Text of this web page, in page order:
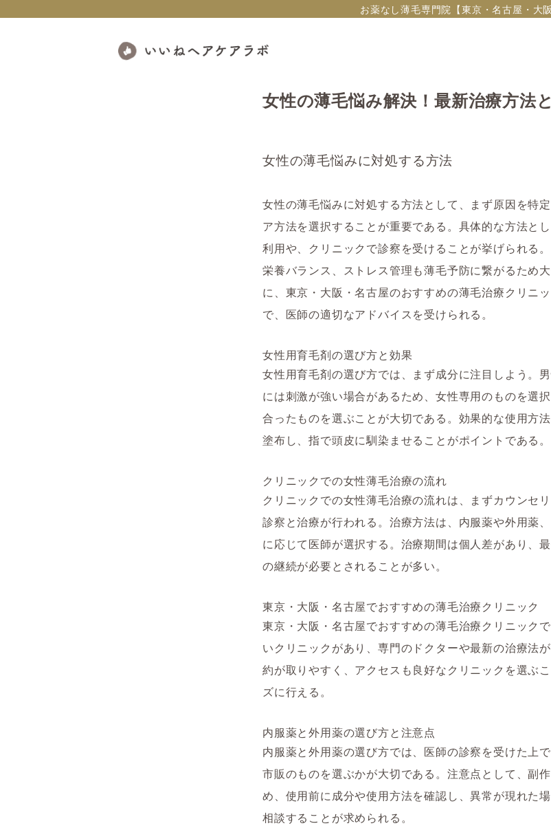
お薬なし薄毛専門院【東京・名古屋・大阪
女性の薄毛悩み解決！最新治療方法
女性の薄毛悩みに対処する方法
女性の薄毛悩みに対処する方法として、まず原因を特
ア方法を選択することが重要である。具体的な方法と
利用や、クリニックで診察を受けることが挙げられる
栄養バランス、ストレス管理も薄毛予防に繋がるため
に、東京・大阪・名古屋のおすすめの薄毛治療クリニ
で、医師の適切なアドバイスを受けられる。
女性用育毛剤の選び方と効果
女性用育毛剤の選び方では、まず成分に注目しよう。
には刺激が強い場合があるため、女性専用のものを選
合ったものを選ぶことが大切である。効果的な使用方
塗布し、指で頭皮に馴染ませることがポイントである。
クリニックでの女性薄毛治療の流れ
クリニックでの女性薄毛治療の流れは、まずカウンセ
診察と治療が行われる。治療方法は、内服薬や外用薬
に応じて医師が選択する。治療期間は個人差があり、
の継続が必要とされることが多い。
東京・大阪・名古屋でおすすめの薄毛治療クリニック
東京・大阪・名古屋でおすすめの薄毛治療クリニック
いクリニックがあり、専門のドクターや最新の治療法
約が取りやすく、アクセスも良好なクリニックを選ぶ
ズに行える。
内服薬と外用薬の選び方と注意点
内服薬と外用薬の選び方では、医師の診察を受けた上で
市販のものを選ぶかが大切である。注意点として、副
め、使用前に成分や使用方法を確認し、異常が現れた
相談することが求められる。